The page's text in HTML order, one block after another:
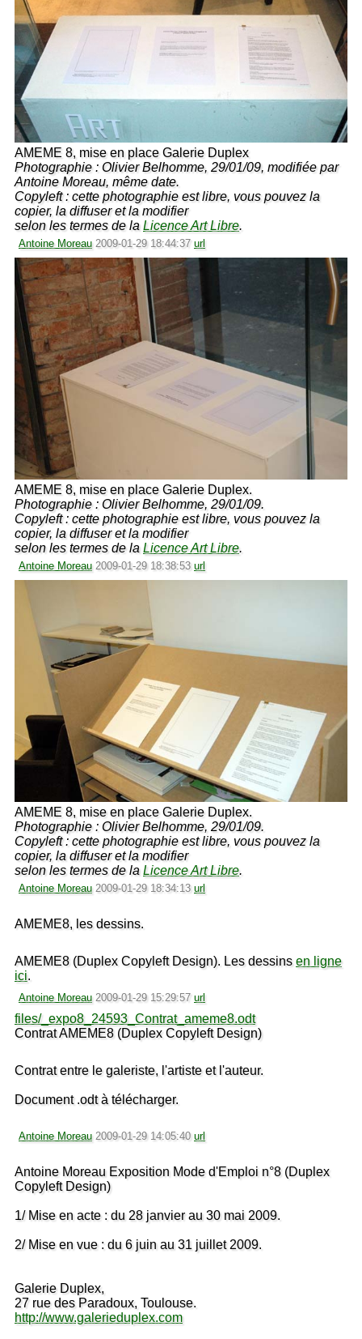
AMEME 8, mise en place Galerie Duplex
Photographie : Olivier Belhomme, 29/01/09, modifiée par
Antoine Moreau, même date.
Copyleft : cette photographie est libre, vous pouvez la
copier, la diffuser et la modifier
selon les termes de laLicence Art Libre.
Antoine Moreau 2009-01-29 18:44:37 url
AMEME 8, mise en place Galerie Duplex.
Photographie : Olivier Belhomme, 29/01/09.
Copyleft : cette photographie est libre, vous pouvez la
copier, la diffuser et la modifier
selon les termes de laLicence Art Libre.
Antoine Moreau 2009-01-29 18:38:53 url
AMEME 8, mise en place Galerie Duplex.
Photographie : Olivier Belhomme, 29/01/09.
Copyleft : cette photographie est libre, vous pouvez la
copier, la diffuser et la modifier
selon les termes de laLicence Art Libre.
Antoine Moreau 2009-01-29 18:34:13 url
AMEME8, les dessins.
AMEME8 (Duplex Copyleft Design). Les dessinsen ligne
ici.
Antoine Moreau 2009-01-29 15:29:57 url
files/_expo8_24593_Contrat_ameme8.odt
Contrat AMEME8 (Duplex Copyleft Design)
Contrat entre le galeriste, l'artiste et l'auteur.
Document .odt à télécharger.
Antoine Moreau 2009-01-29 14:05:40 url
Antoine Moreau Exposition Mode d'Emploi n°8 (Duplex
Copyleft Design)
1/ Mise en acte : du 28 janvier au 30 mai 2009.
2/ Mise en vue : du 6 juin au 31 juillet 2009.
Galerie Duplex,
27 rue des Paradoux, Toulouse.
http://www.galerieduplex.com